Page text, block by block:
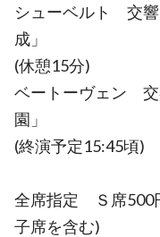
シューベルト 交
成」
(休憩15分)
ベートーヴェン 交
園」
(終演予定15:45頃)
全席指定 Ｓ席500
子席を含む)